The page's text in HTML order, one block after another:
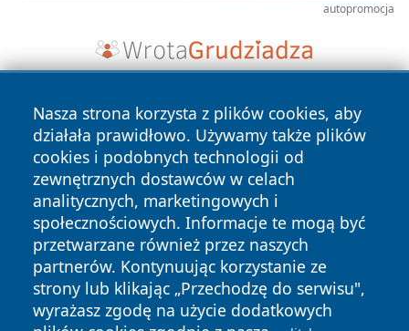
autopromocja
Nasza strona korzysta z plików cookies, aby
działała prawidłowo. Używamy także plików
cookies i podobnych technologii od
zewnętrznych dostawców w celach
analitycznych, marketingowych i
społecznościowych. Informacje te mogą być
przetwarzane również przez naszych
partnerów. Kontynuując korzystanie ze
strony lub klikając „Przechodzę do serwisu",
wyrażasz zgodę na użycie dodatkowych
Copyright © 2026 nowinypilskie.pl Wszystkie prawa
zastrzeżone.
News Autorzy
Polityka
Prywatności
Polityka
Cookies